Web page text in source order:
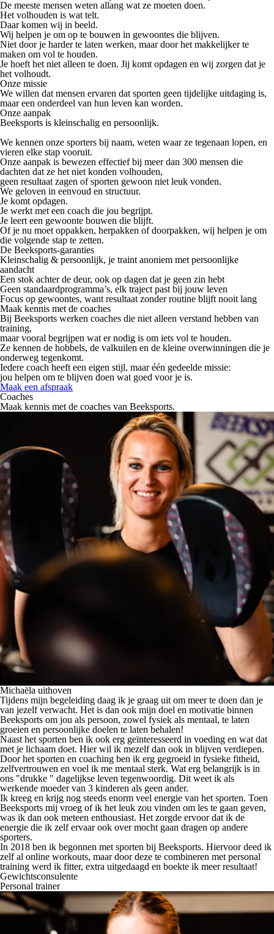
De meeste mensen weten allang wat ze moeten doen.
Het volhouden is wat telt.
Daar komen wij in beeld.
Wij helpen je om op te bouwen in gewoontes die blijven.
Niet door je harder te laten werken, maar door het makkelijker te
maken om vol te houden.
Je hoeft het niet alleen te doen. Jij komt opdagen en wij zorgen dat je
het volhoudt.
Onze missie
We willen dat mensen ervaren dat sporten geen tijdelijke uitdaging is,
maar een onderdeel van hun leven kan worden.
Onze aanpak
Beeksports is kleinschalig en persoonlijk.
We kennen onze sporters bij naam, weten waar ze tegenaan lopen, en
vieren elke stap vooruit.
Onze aanpak is bewezen effectief bij meer dan 300 mensen die
dachten dat ze het niet konden volhouden,
geen resultaat zagen of sporten gewoon niet leuk vonden.
We geloven in eenvoud en structuur.
Je komt opdagen.
Je werkt met een coach die jou begrijpt.
Je leert een gewoonte bouwen die blijft.
Of je nu moet oppakken, herpakken ofdoorpakken, wij helpen je om
die volgende stap te zetten.
De Beeksports-garanties
Kleinschalig & persoonlijk, je traint anoniem met persoonlijke
aandacht
Een stok achter de deur, ook op dagen dat je geen zin hebt
Geen standaardprogramma’s, elk traject past bij jouw leven
Focus op gewoontes, want resultaat zonder routine blijft nooit lang
Maak kennis met de coaches
Bij Beeksports werken coaches die niet alleen verstand hebben van
training,
maar vooral begrijpen wat er nodig is om iets vol te houden.
Ze kennen de hobbels, de valkuilen en de kleine overwinningen die je
onderweg tegenkomt.
Iedere coach heeft een eigen stijl, maar één gedeelde missie:
jou helpen om te blijven doen wat goed voor je is.
Maak een afspraak
Coaches
Maak kennis met de coaches van Beeksports.
Michaëla uithoven
Tijdens mijn begeleiding daag ik je graag uit om meer te doen dan je
van jezelf verwacht. Het is dan ook mijn doel en motivatie binnen
Beeksports om jou als persoon, zowel fysiek als mentaal, te laten
groeien en persoonlijke doelen te laten behalen!
Naast het sporten ben ik ook erg geïnteresseerd in voeding en wat dat
met je lichaam doet. Hier wil ik mezelf dan ook in blijven verdiepen.
Door het sporten en coaching ben ik erg gegroeid in fysieke fitheid,
zelfvertrouwen en voel ik me mentaal sterk. Wat erg belangrijk is in
ons "drukke " dagelijkse leven tegenwoordig. Dit weet ik als
werkende moeder van 3 kinderen als geen ander.
Ik kreeg en krijg nog steeds enorm veel energie van het sporten. Toen
Beeksports mij vroeg of ik het leuk zou vinden om les te gaan geven,
was ik dan ook meteen enthousiast. Het zorgde ervoor dat ik de
energie die ik zelf ervaar ook over mocht gaan dragen op andere
sporters.
In 2018 ben ik begonnen met sporten bij Beeksports. Hiervoor deed ik
zelf al online workouts, maar door deze te combineren met personal
training werd ik fitter, extra uitgedaagd en boekte ik meer resultaat!
Gewichtsconsulente
Personal trainer